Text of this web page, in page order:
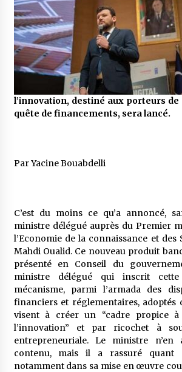
Le bouc de l’Au-delà
5 ans ago
Le monstrueux vieillard (Un récit du Sud
algérien)
5 ans ago
5 ans ago
5 ans ago
Tradition orale/ D’où
quoi servent-ils?
5 ans ago
l’innovation, destiné aux porteurs
quête de financements, sera lancé.
Par Yacine Bouabdelli
C’est du moins ce qu’a annoncé,
ministre délégué auprès du Premier
l’Economie de la connaissance et des
Mahdi Oualid. Ce nouveau produit
présenté en Conseil du
ministre délégué qui inscrit
mécanisme, parmi l’armada des
financiers et réglementaires, adoptés
visent à créer un “cadre propice
l’innovation” et par ricochet à
entrepreneuriale. Le ministre
contenu, mais il a rassuré quant
notamment dans sa mise en œuvre